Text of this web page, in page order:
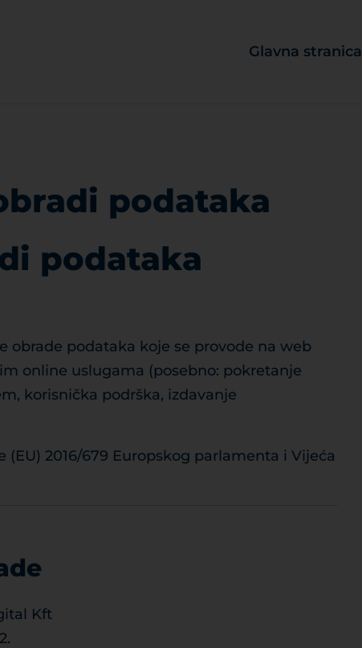
Glavna stranica
podataka
podataka
obrade podataka koje se provode na web
online uslugama (posebno: pokretanje
korisnička podrška, izdavanje
2016/679 Europskog parlamenta i Vijeća
Kft